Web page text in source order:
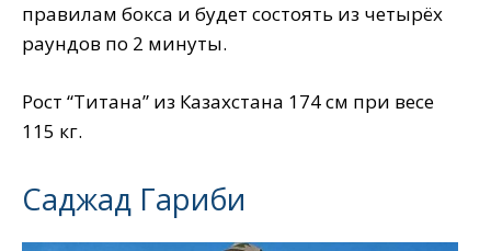
правилам бокса и будет состоять из четырёх
раундов по 2 минуты.
Рост “Титана” из Казахстана 174 см при весе
115 кг.
Саджад Гариби